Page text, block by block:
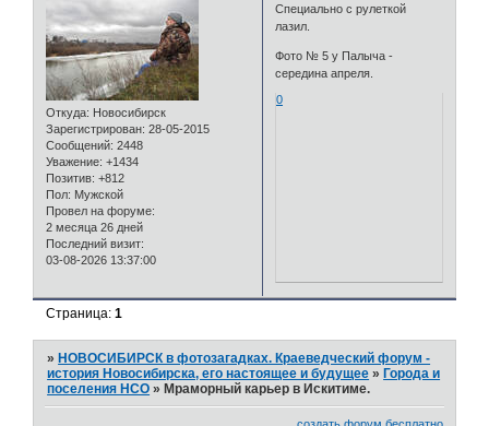
Откуда: Новосибирск
Зарегистрирован: 28-05-2015
Сообщений: 2448
Уважение: +1434
Позитив: +812
Пол: Мужской
Провел на форуме:
2 месяца 26 дней
Последний визит:
03-08-2026 13:37:00
Специально с рулеткой
лазил.
Фото № 5 у Палыча -
середина апреля.
0
Страница:1
» НОВОСИБИРСК в фотозагадках. Краеведческий форум -
история Новосибирска, его настоящее и будущее » Города и
поселения НСО » Мраморный карьер в Искитиме.